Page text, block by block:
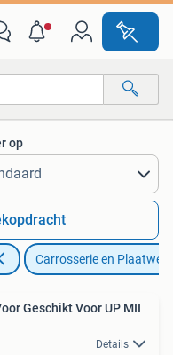
op
Carrosserie en Plaatwerk
Geschikt Voor UP MII
Details